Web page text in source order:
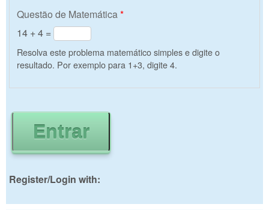
Questão de Matemática*
14 + 4 =
Resolva este problema matemático simples e digite o
resultado. Por exemplo para 1+3, digite 4.
Register/Login with: